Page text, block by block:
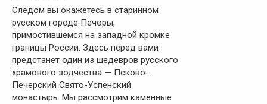
Следом вы окажетесь в старинном
русском городе Печоры,
примостившемся на западной кромке
границы России. Здесь перед вами
предстанет один из шедевров русского
храмового зодчества — Псково-
Печерский Свято-Успенский
монастырь. Мы рассмотрим каменные